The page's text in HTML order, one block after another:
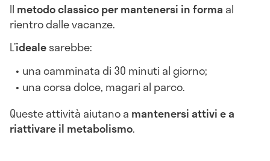
Il metodo classico per mantenersi in forma al
rientro dalle vacanze.
L’idealesarebbe:
una camminata di 30 minuti al giorno;
una corsa dolce, magari al parco.
Queste attività aiutano a mantenersi attivi e a
riattivare il metabolismo.